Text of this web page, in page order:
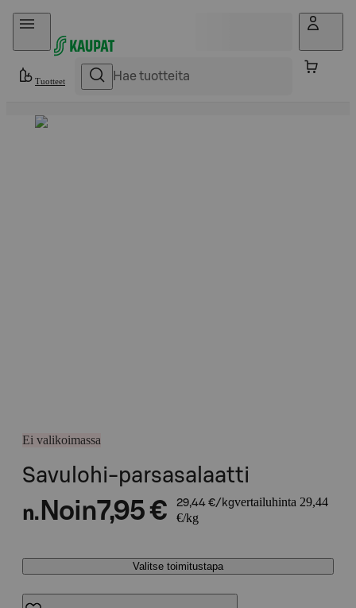
Hyppää sisältöön
Tuotteet
Ei valikoimassa
Savulohi-parsasalaatti
n. Noin7,95 € 29,44 €/kgvertailuhinta 29,44
€/kg
Valitse toimitustapa